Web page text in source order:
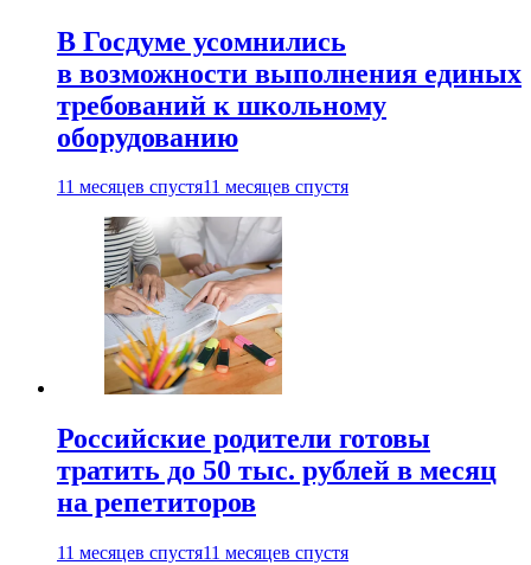
В Госдуме усомнились
в возможности выполнения единых
требований к школьному
оборудованию
11 месяцев спустя11 месяцев спустя
Российские родители готовы
тратить до 50 тыс. рублей в месяц
на репетиторов
11 месяцев спустя11 месяцев спустя